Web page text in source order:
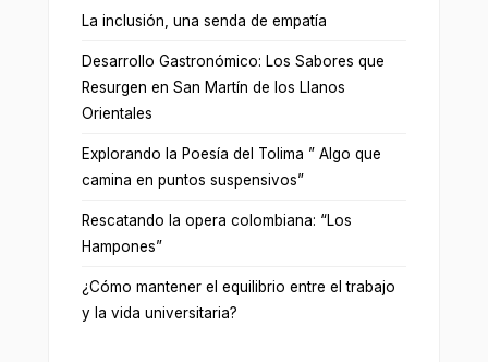
La inclusión, una senda de empatía
Desarrollo Gastronómico: Los Sabores que
Resurgen en San Martín de los Llanos
Orientales
Explorando la Poesía del Tolima ” Algo que
camina en puntos suspensivos”
Rescatando la opera colombiana: “Los
Hampones”
¿Cómo mantener el equilibrio entre el trabajo
y la vida universitaria?